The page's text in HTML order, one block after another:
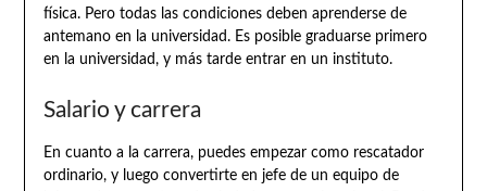
física. Pero todas las condiciones deben aprenderse de
antemano en la universidad. Es posible graduarse primero
en la universidad, y más tarde entrar en un instituto.
Salario y carrera
En cuanto a la carrera, puedes empezar como rescatador
ordinario, y luego convertirte en jefe de un equipo de